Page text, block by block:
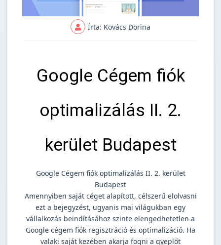
Írta: Kovács Dorina
Google Cégem fiók
optimalizálás II. 2.
kerület Budapest
Google Cégem fiók optimalizálás II. 2. kerület
Budapest
Amennyiben saját céget alapított, célszerű elolvasni
ezt a bejegyzést, ugyanis mai világukban egy
vállalkozás beindításához szinte elengedhetetlen a
Google cégem fiók regisztráció és optimalizáció. Ha
valaki saját kezében akarja fogni a gyeplőt